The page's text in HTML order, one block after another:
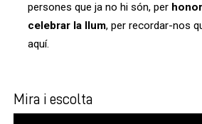
persones que ja no hi són, per
celebrar la llum, per recordar-nos
aquí.
Mira i escolta